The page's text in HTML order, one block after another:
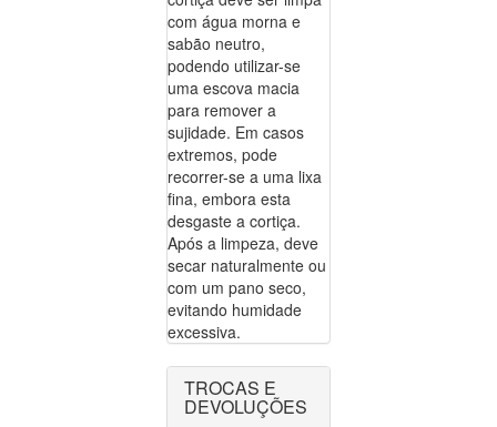
com água morna e
sabão neutro,
podendo utilizar-se
uma escova macia
para remover a
sujidade. Em casos
extremos, pode
recorrer-se a uma lixa
fina, embora esta
desgaste a cortiça.
Após a limpeza, deve
secar naturalmente ou
com um pano seco,
evitando humidade
excessiva.
TROCAS E
DEVOLUÇÕES